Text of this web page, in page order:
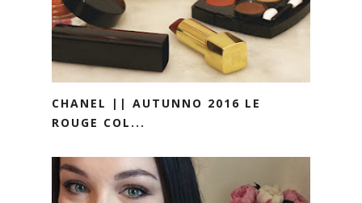
CHANEL || AUTUNNO 2016 LE
ROUGE COL...